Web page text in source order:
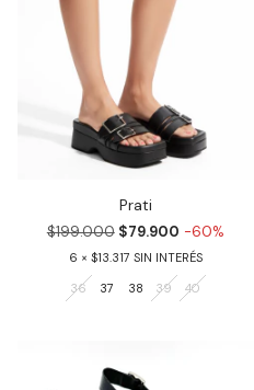
Prati
$199.000 $79.900 -60%
6
$13.317
36
37 38 39 40